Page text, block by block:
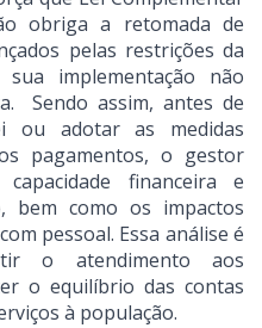
obriga a retomada de
pelas restrições da
implementação não
Sendo assim, antes de
ou adotar as medidas
pagamentos, o gestor
financeira e
bem como os impactos
pessoal. Essa análise é
o atendimento aos
o equilíbrio das contas
à população.